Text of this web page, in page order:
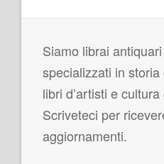
Siamo librai
specializzati in
libri d’artisti e
Scriveteci per
aggiornamenti.